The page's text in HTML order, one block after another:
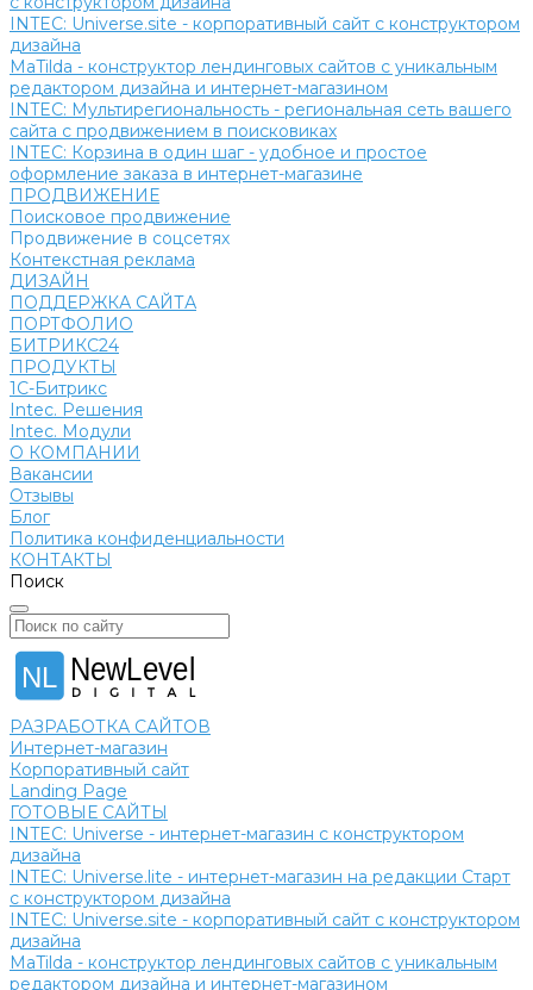
INTEC: Universe.site - корпоративный сайт с конструктором
дизайна
MaTilda - конструктор лендинговых сайтов с уникальным
редактором дизайна и интернет-магазином
INTEC: Мультирегиональность - региональная сеть вашего
сайта с продвижением в поисковиках
INTEC: Корзина в один шаг - удобное и простое
оформление заказа в интернет-магазине
ПРОДВИЖЕНИЕ
Поисковое продвижение
Продвижение в соцсетях
Контекстная реклама
ДИЗАЙН
ПОДДЕРЖКА САЙТА
ПОРТФОЛИО
БИТРИКС24
ПРОДУКТЫ
1С-Битрикс
Intec. Решения
Intec. Модули
О КОМПАНИИ
Вакансии
Отзывы
Блог
Политика конфиденциальности
КОНТАКТЫ
Поиск
NewLevel
NL
РАЗРАБОТКА САЙТОВ
Интернет-магазин
Корпоративный сайт
Landing Page
ГОТОВЫЕ САЙТЫ
INTEC: Universe - интернет-магазин с конструктором
дизайна
INTEC: Universe.lite - интернет-магазин на редакции Старт
с конструктором дизайна
INTEC: Universe.site - корпоративный сайт с конструктором
дизайна
MaTilda - конструктор лендинговых сайтов с уникальным
редактором дизайна и интернет-магазином